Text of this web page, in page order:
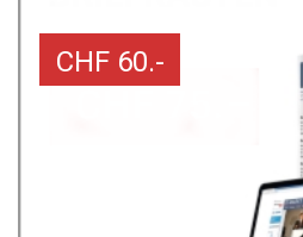
CHF 60.-